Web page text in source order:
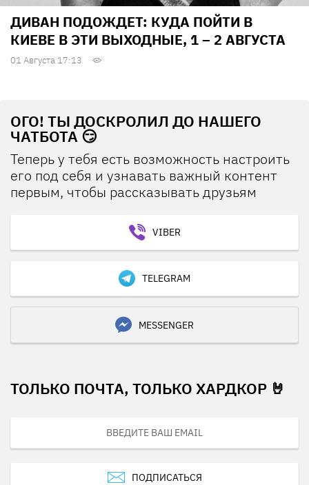
ДИВАН ПОДОЖДЕТ: КУДА ПОЙТИ В
КИЕВЕ В ЭТИ ВЫХОДНЫЕ, 1 – 2 АВГУСТА
01 Августа 17:13
ОГО! ТЫ ДОСКРОЛИЛ ДО НАШЕГО
ЧАТБОТА 😏
Теперь у тебя есть возможность настроить
его под себя и узнавать важный контент
первым, чтобы рассказывать друзьям
VIBER
TELEGRAM
MESSENGER
ТОЛЬКО ПОЧТА, ТОЛЬКО ХАРДКОР 🤘
ПОДПИСАТЬСЯ